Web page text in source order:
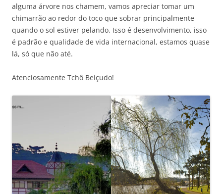
alguma árvore nos chamem, vamos apreciar tomar um
chimarrão ao redor do toco que sobrar principalmente
quando o sol estiver pelando. Isso é desenvolvimento, isso
é padrão e qualidade de vida internacional, estamos quase
lá, só que não até.
Atenciosamente Tchô Beiçudo!